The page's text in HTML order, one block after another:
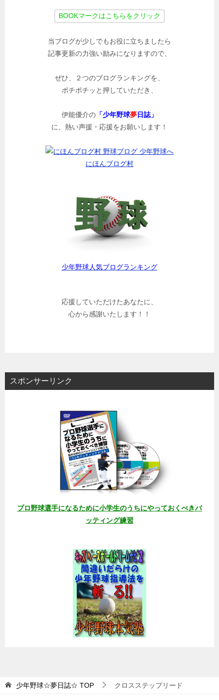
当ブログが少しでもお役に立ちましたら
記事更新の力強い励みになりますので、
ぜひ、２つのブログランキングを、
ポチポチッと押していただき、
伊能優介の 「少年野球夢日誌」
に、熱い声援・応援をお願いします！
にほんブログ村
少年野球人気ブログランキング
応援していただけたあなたに、
心から感謝いたします！！
スポンサーリンク
プロ野球選手になるために小学生のうちにやっておくべきバ
ッティング練習
少年野球☆夢日誌☆ TOP クロスステップリード